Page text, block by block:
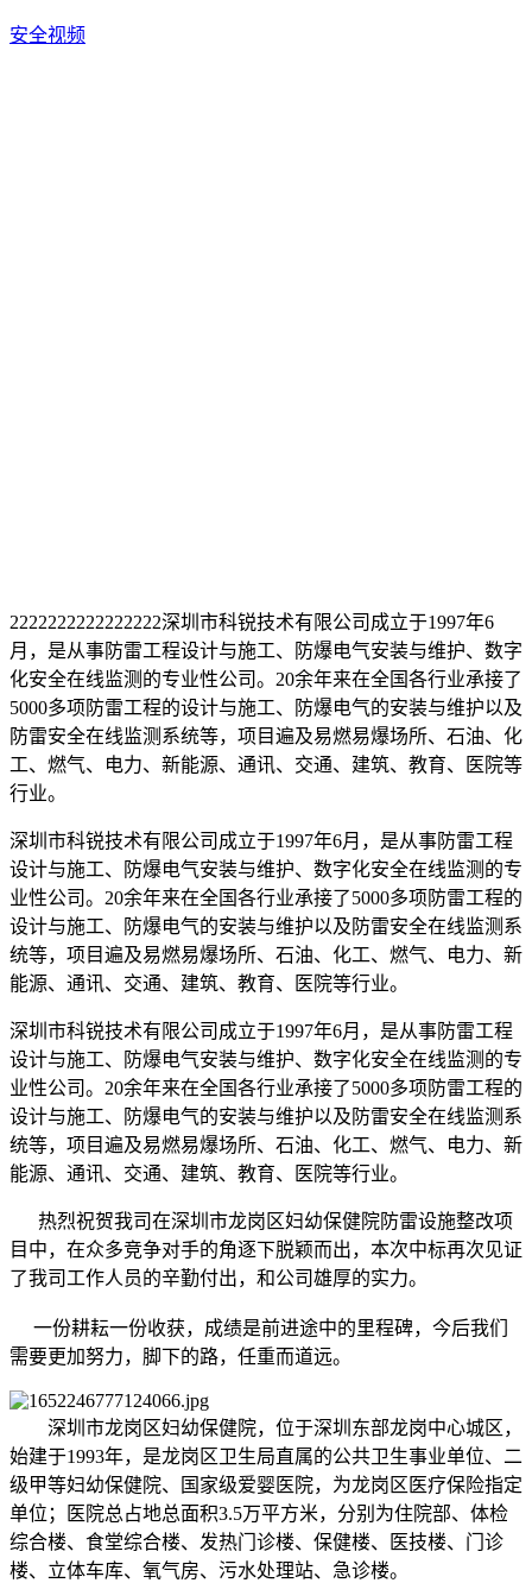
安全视频
2222222222222222深圳市科锐技术有限公司成立于1997年6
月，是从事防雷工程设计与施工、防爆电气安装与维护、数字
化安全在线监测的专业性公司。20余年来在全国各行业承接了
5000多项防雷工程的设计与施工、防爆电气的安装与维护以及
防雷安全在线监测系统等，项目遍及易燃易爆场所、石油、化
工、燃气、电力、新能源、通讯、交通、建筑、教育、医院等
行业。
深圳市科锐技术有限公司成立于1997年6月，是从事防雷工程
设计与施工、防爆电气安装与维护、数字化安全在线监测的专
业性公司。20余年来在全国各行业承接了5000多项防雷工程的
设计与施工、防爆电气的安装与维护以及防雷安全在线监测系
统等，项目遍及易燃易爆场所、石油、化工、燃气、电力、新
能源、通讯、交通、建筑、教育、医院等行业。
深圳市科锐技术有限公司成立于1997年6月，是从事防雷工程
设计与施工、防爆电气安装与维护、数字化安全在线监测的专
业性公司。20余年来在全国各行业承接了5000多项防雷工程的
设计与施工、防爆电气的安装与维护以及防雷安全在线监测系
统等，项目遍及易燃易爆场所、石油、化工、燃气、电力、新
能源、通讯、交通、建筑、教育、医院等行业。
热烈祝贺我司在深圳市龙岗区妇幼保健院防雷设施整改项
目中，在众多竞争对手的角逐下脱颖而出，本次中标再次见证
了我司工作人员的辛勤付出，和公司雄厚的实力。
一份耕耘一份收获，成绩是前进途中的里程碑，今后我们
需要更加努力，脚下的路，任重而道远。
深圳市龙岗区妇幼保健院，位于深圳东部龙岗中心城区，
始建于1993年，是龙岗区卫生局直属的公共卫生事业单位、二
级甲等妇幼保健院、国家级爱婴医院，为龙岗区医疗保险指定
单位；医院总占地总面积3.5万平方米，分别为住院部、体检
综合楼、食堂综合楼、发热门诊楼、保健楼、医技楼、门诊
楼、立体车库、氧气房、污水处理站、急诊楼。